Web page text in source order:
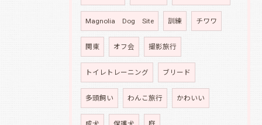
Magnolia Dog Site 訓練 チワワ
関東 オフ会 撮影旅行
トイレトレーニング ブリード
多頭飼い わんこ旅行 かわいい